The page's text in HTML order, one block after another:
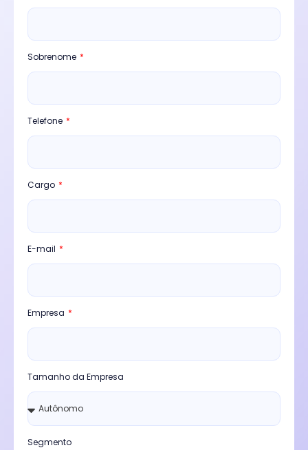
Sobrenome
Telefone
Cargo
E-mail
Empresa
Tamanho da Empresa
Segmento